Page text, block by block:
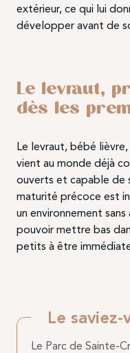
extérieur, ce qui lui
développer avant de
Le levraut,
dès les
Le levraut, bébé
vient au monde déjà
ouverts et capable de
maturité précoce est
un environnement
pouvoir mettre bas
petits à être
Le saviez-
Le Parc de Sainte-